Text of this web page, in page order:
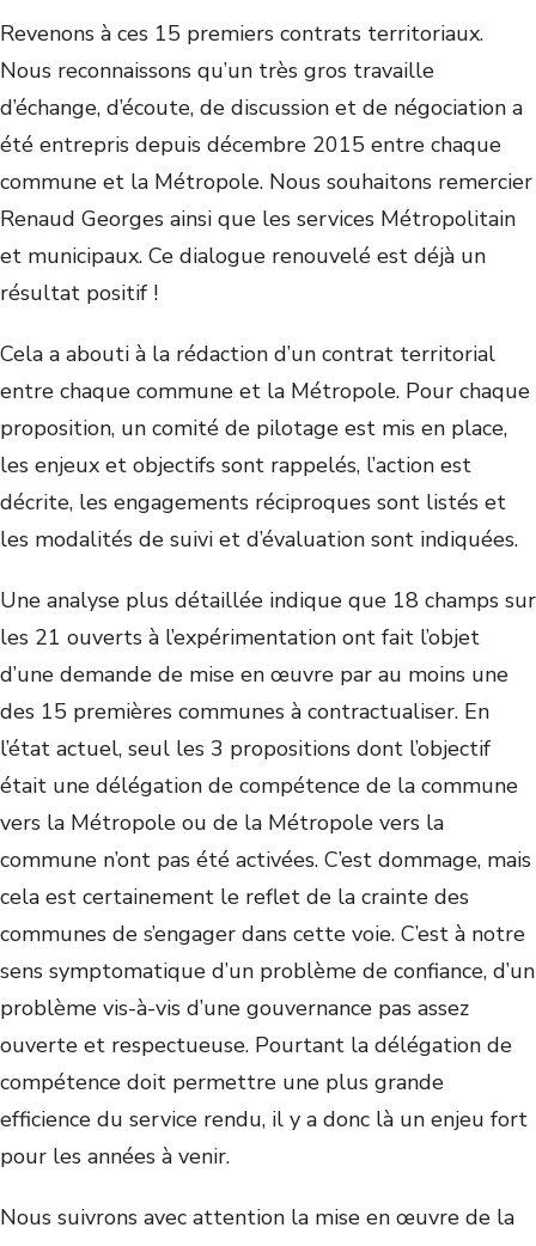
Revenons à ces 15 premiers contrats territoriaux.
Nous reconnaissons qu’un très gros travaille
d’échange, d’écoute, de discussion et de négociation a
été entrepris depuis décembre 2015 entre chaque
commune et la Métropole. Nous souhaitons remercier
Renaud Georges ainsi que les services Métropolitain
et municipaux. Ce dialogue renouvelé est déjà un
résultat positif !
Cela a abouti à la rédaction d’un contrat territorial
entre chaque commune et la Métropole. Pour chaque
proposition, un comité de pilotage est mis en place,
les enjeux et objectifs sont rappelés, l’action est
décrite, les engagements réciproques sont listés et
les modalités de suivi et d’évaluation sont indiquées.
Une analyse plus détaillée indique que 18 champs sur
les 21 ouverts à l’expérimentation ont fait l’objet
d’une demande de mise en œuvre par au moins une
des 15 premières communes à contractualiser. En
l’état actuel, seul les 3 propositions dont l’objectif
était une délégation de compétence de la commune
vers la Métropole ou de la Métropole vers la
commune n’ont pas été activées. C’est dommage, mais
cela est certainement le reflet de la crainte des
communes de s’engager dans cette voie. C’est à notre
sens symptomatique d’un problème de confiance, d’un
problème vis-à-vis d’une gouvernance pas assez
ouverte et respectueuse. Pourtant la délégation de
compétence doit permettre une plus grande
efficience du service rendu, il y a donc là un enjeu fort
pour les années à venir.
Nous suivrons avec attention la mise en œuvre de la